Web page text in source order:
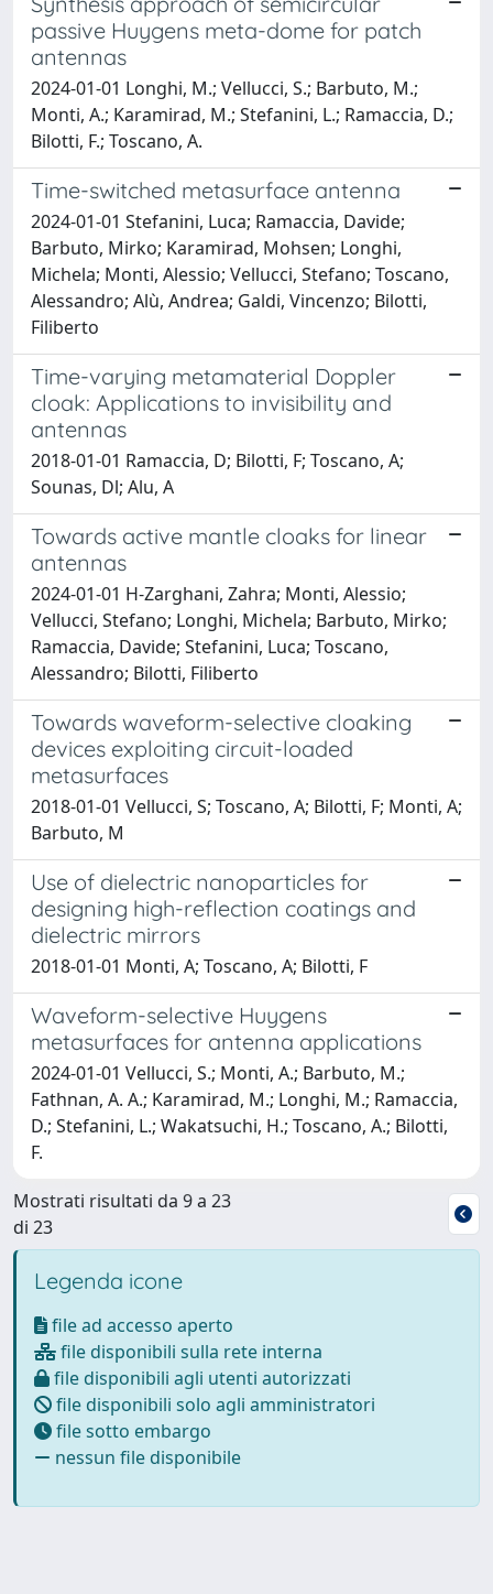
passive Huygens meta-dome for patch
antennas
2024-01-01 Longhi, M.; Vellucci, S.; Barbuto, M.;
Monti, A.; Karamirad, M.; Stefanini, L.; Ramaccia, D.;
Bilotti, F.; Toscano, A.
Time-switched metasurface antenna
2024-01-01 Stefanini, Luca; Ramaccia, Davide;
Barbuto, Mirko; Karamirad, Mohsen; Longhi,
Michela; Monti, Alessio; Vellucci, Stefano; Toscano,
Alessandro; Alù, Andrea; Galdi, Vincenzo; Bilotti,
Filiberto
Time-varying metamaterial Doppler
cloak: Applications to invisibility and
antennas
2018-01-01 Ramaccia, D; Bilotti, F; Toscano, A;
Sounas, Dl; Alu, A
Towards active mantle cloaks for linear
antennas
2024-01-01 H-Zarghani, Zahra; Monti, Alessio;
Vellucci, Stefano; Longhi, Michela; Barbuto, Mirko;
Ramaccia, Davide; Stefanini, Luca; Toscano,
Alessandro; Bilotti, Filiberto
Towards waveform-selective cloaking
devices exploiting circuit-loaded
metasurfaces
2018-01-01 Vellucci, S; Toscano, A; Bilotti, F; Monti, A;
Barbuto, M
Use of dielectric nanoparticles for
designing high-reflection coatings and
dielectric mirrors
2018-01-01 Monti, A; Toscano, A; Bilotti, F
Waveform-selective Huygens
metasurfaces for antenna applications
2024-01-01 Vellucci, S.; Monti, A.; Barbuto, M.;
Fathnan, A. A.; Karamirad, M.; Longhi, M.; Ramaccia,
D.; Stefanini, L.; Wakatsuchi, H.; Toscano, A.; Bilotti,
F.
Mostrati risultati da 9 a 23
di 23
Legenda icone
file ad accesso aperto
file disponibili sulla rete interna
file disponibili agli utenti autorizzati
file disponibili solo agli amministratori
file sotto embargo
nessun file disponibile